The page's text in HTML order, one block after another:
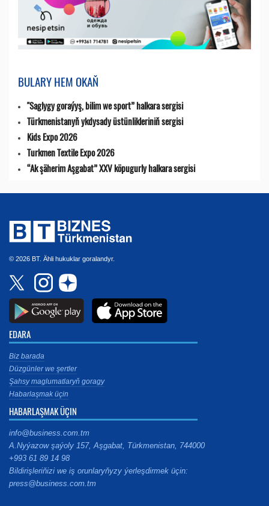
BULARY HEM OKAŇ
"Saglygy goraýyş, bilim we sport” halkara sergisi
Türkmenistanyň ykdysady üstünlikleriniň sergisi
Kids Expo 2026
Turkmen Textile Expo 2026
“Ak şäherim Aşgabat” XXV köpugurly halkara sergisi
© 2026 BT. Ähli hukuklar goralandyr.
EDARA
Biz barada
Düzgünler we şertler
Şahsy maglumatlaryň goragy
Habarlaşmak üçin
HABARLAŞMAK ÜÇIN
info@business.com.tm
A.Nyýazow şaýoly 157, Aşgabat, Türkmenistan, 744000
+993 61 89 14 98
Bildirişleriňizi we iş orunlaryňyzy ýerleşdirmek üçin:
press@business.com.tm